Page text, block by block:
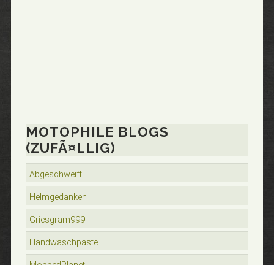
MOTOPHILE BLOGS
(ZUFÃ¤LLIG)
Abgeschweift
Helmgedanken
Griesgram999
Handwaschpaste